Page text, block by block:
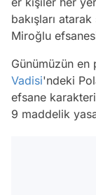
bakışları
Miroğlu
Günümüzün
Vadisi'ndeki
efsane
9 maddelik